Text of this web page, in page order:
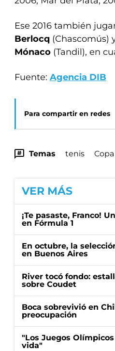
Ese 2016 también
Berlocq (Chascomús)
Mónaco (Tandil), en
Fuente: Agencia DIB
Para compartir en redes
Temas tenis
VER MÁS
¡Te pasaste, Franco!
en Fórmula 1
En octubre, la
en Buenos Aires
River tocó fondo:
sobre Coudet
Boca sobrevivió en
preocupación
"Los Juegos
vida"